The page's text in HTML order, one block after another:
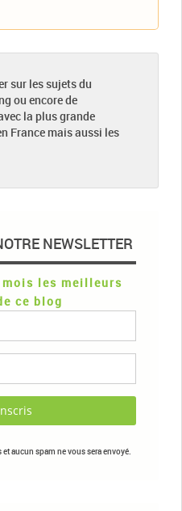
sur les sujets du
ou encore de
la plus grande
France mais aussi les
NEWSLETTER
mois les meilleurs
ce blog
aucun spam ne vous sera envoyé.